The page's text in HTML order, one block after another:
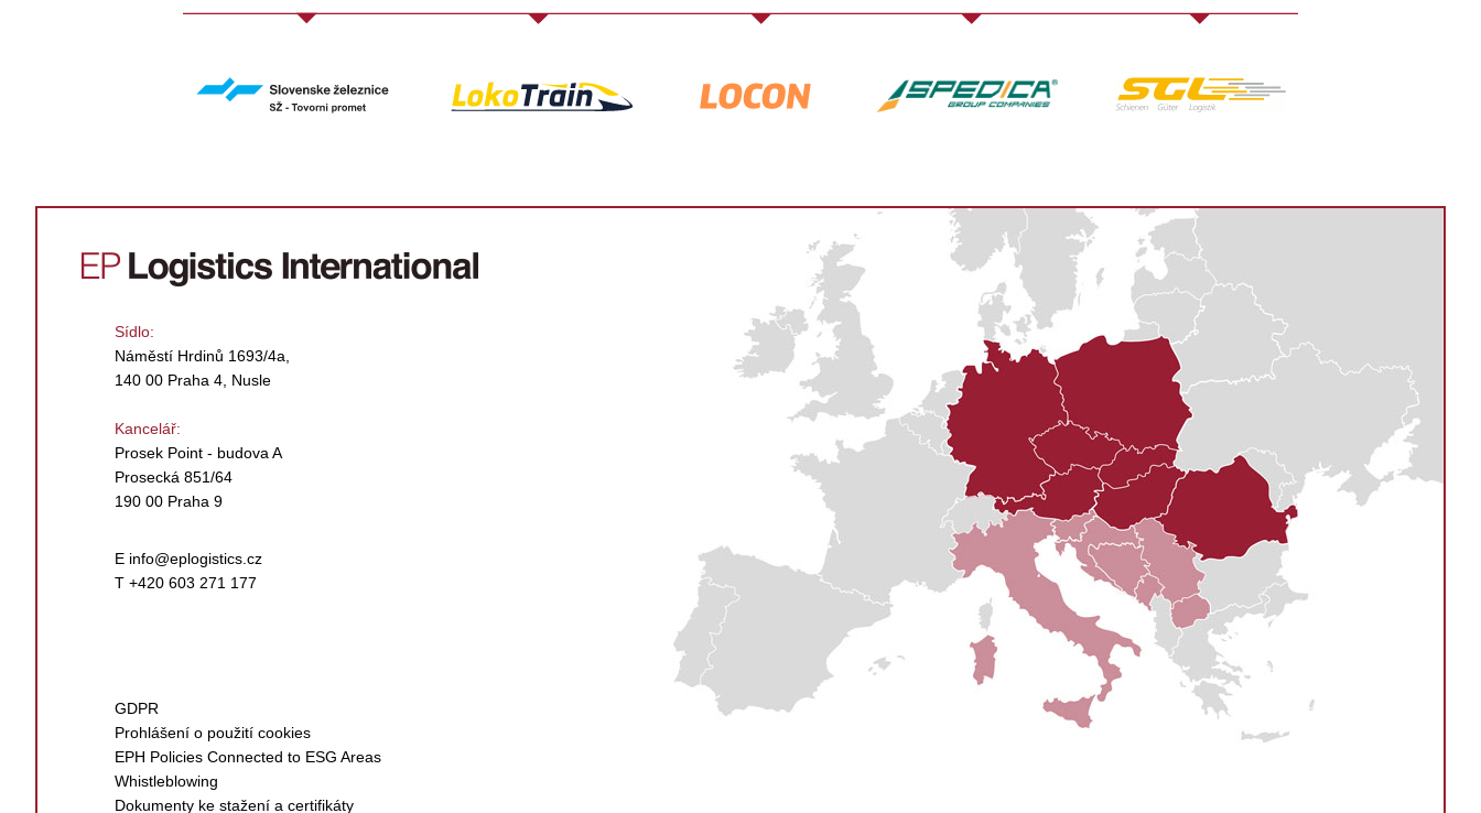
Sídlo:
Náměstí Hrdinů 1693/4a,
140 00 Praha 4, Nusle
Kancelář:
Prosek Point - budova A
Prosecká 851/64
190 00 Praha 9
E info@eplogistics.cz
T +420 603 271 177
GDPR
Prohlášení o použití cookies
EPH Policies Connected to ESG Areas
Whistleblowing
Dokumenty ke stažení a certifikáty